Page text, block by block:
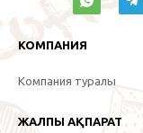
КОМПАНИЯ
Компания туралы
ЖАЛПЫ АҚПАРАТ